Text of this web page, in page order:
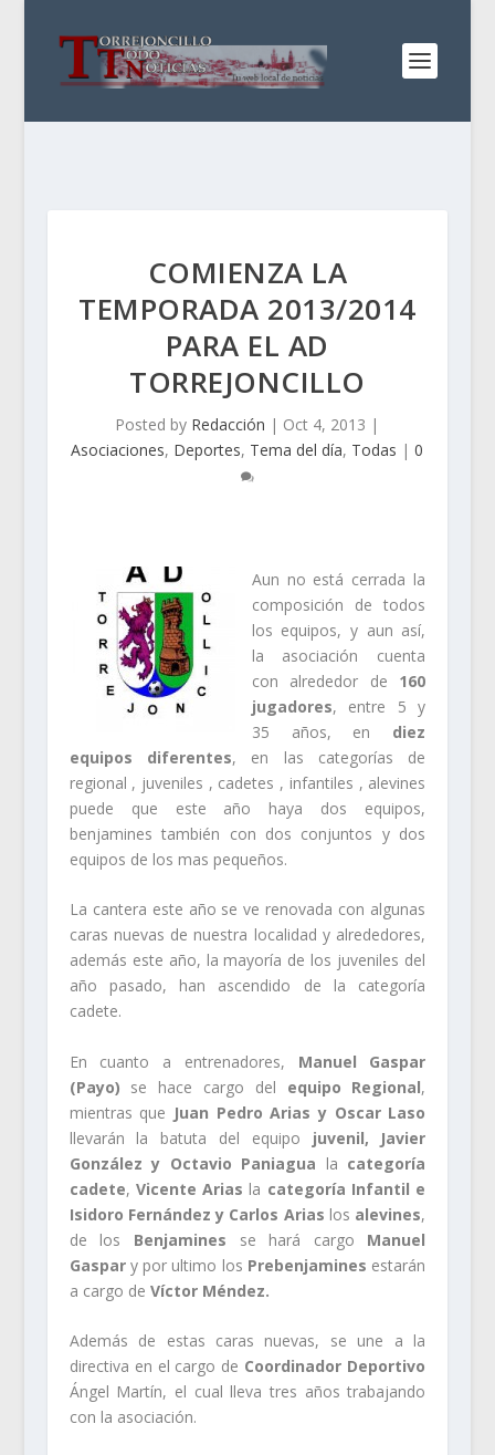
COMIENZA LA
TEMPORADA 2013/2014
PARA EL AD
TORREJONCILLO
Posted by Redacción | Oct 4, 2013 |
Asociaciones, Deportes, Tema del día, Todas |0
Aun no está cerrada la
composición de todos
los equipos, y aun así,
la asociación cuenta
con alrededor de 160
jugadores, entre 5 y
35 años, en diez
equipos diferentes, en las categorías de
regional , juveniles , cadetes , infantiles , alevines
puede que este año haya dos equipos,
benjamines también con dos conjuntos y dos
equipos de los mas pequeños.
La cantera este año se ve renovada con algunas
caras nuevas de nuestra localidad y alrededores,
además este año, la mayoría de los juveniles del
año pasado, han ascendido de la categoría
cadete.
En cuanto a entrenadores, Manuel Gaspar
(Payo) se hace cargo del equipo Regional,
mientras que Juan Pedro Arias y Oscar Laso
llevarán la batuta del equipo juvenil, Javier
González y Octavio Paniagua la categoría
cadete, Vicente Arias la categoría Infantil e
Isidoro Fernández y Carlos Arias los alevines,
de los Benjamines se hará cargo Manuel
Gaspar y por ultimo los Prebenjamines estarán
a cargo de Víctor Méndez.
Además de estas caras nuevas, se une a la
directiva en el cargo de Coordinador Deportivo
Ángel Martín, el cual lleva tres años trabajando
con la asociación.